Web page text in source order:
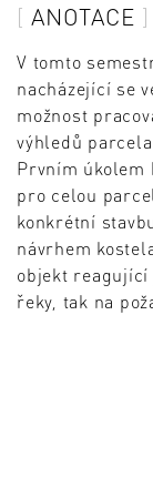
ANOTACE
V tomto
nacházející se
možnost
výhledů
Prvním úkolem
pro celou
konkrétní
návrhem
objekt reagující
řeky, tak na